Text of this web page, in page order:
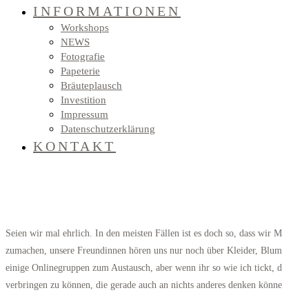
INFORMATIONEN
Workshops
NEWS
Fotografie
Papeterie
Bräuteplausch
Investition
Impressum
Datenschutzerklärung
KONTAKT
Seien wir mal ehrlich. In den meisten Fällen ist es doch so, dass wir
zumachen, unsere Freundinnen hören uns nur noch über Kleider,
einige Onlinegruppen zum Austausch, aber wenn ihr so wie ich tickt,
verbringen zu können, die gerade auch an nichts anderes denken